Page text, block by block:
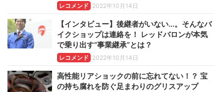
レコメンド 2022年10月14日
【インタビュー】後継者がいない…。そんなバ
イクショップは連絡を！ レッドバロンが本気
で乗り出す“事業継承”とは？
レコメンド 2022年10月14日
高性能リアショックの前に忘れてない！？ 宝
の持ち腐れを防ぐ足まわりのグリスアップ